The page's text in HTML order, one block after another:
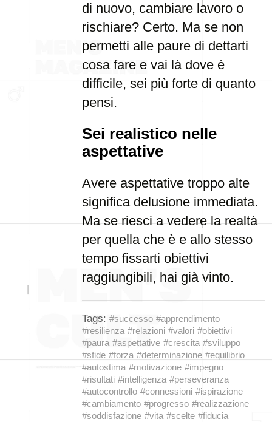
di nuovo, cambiare lavoro o
rischiare? Certo. Ma se non
permetti alle paure di dettarti
cosa fare e vai là dove è
difficile, sei più forte di quanto
pensi.
Sei realistico nelle
aspettative
Avere aspettative troppo alte
significa delusione immediata.
Ma se riesci a vedere la realtà
per quella che è e allo stesso
tempo fissarti obiettivi
raggiungibili, hai già vinto.
Tags: #successo #apprendimento
#resilienza #relazioni #valori #obiettivi
#paura #aspettative #crescita #sviluppo
#sfide #forza #determinazione #equilibrio
#autostima #motivazione #impegno
#risultati #intelligenza #perseveranza
#autocontrollo #connessioni #ispirazione
#cambiamento #progresso #realizzazione
#soddisfazione #vita #scelte #fiducia